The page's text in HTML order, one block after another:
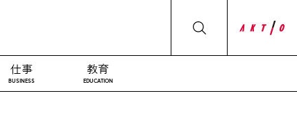
仕事
BUSINESS
教育
EDUCATION